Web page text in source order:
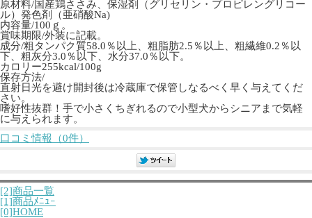
原材料/国産鶏ささみ、保湿剤（グリセリン・プロピレングリコー
ル）発色剤（亜硝酸Na)
内容量/100ｇ。
賞味期限/外装に記載。
成分/粗タンパク質58.0％以上、粗脂肪2.5％以上、粗繊維0.2％以
下、粗灰分3.0％以下、水分37.0％以下。
カロリー255kcal/100g
保存方法/
直射日光を避け開封後は冷蔵庫で保管しなるべく早く与えてくだ
さい。
嗜好性抜群！手で小さくちぎれるので小型犬からシニアまで気軽
に与えられます。
口コミ情報（0件）
[2]商品一覧
[1]商品ﾒﾆｭｰ
[0]HOME